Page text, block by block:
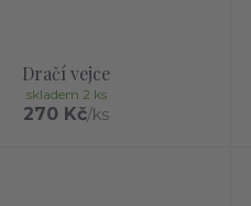
Dračí vejce
270 Kč/ks
skladem 2 ks